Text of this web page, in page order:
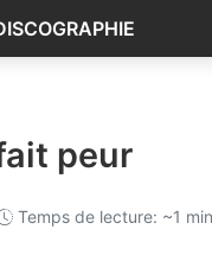
peur
Temps de lecture: ~1